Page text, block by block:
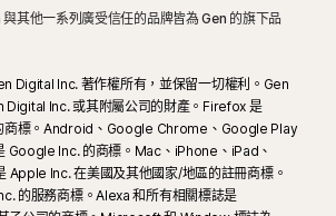
其他一系列廣受信任的品牌皆為 Gen 的旗下品
Digital Inc. 著作權所有，並保留一切權利。Gen
Digital Inc. 或其附屬公司的財產。Firefox 是
商標。Android、Google Chrome、Google Play
Google Inc. 的商標。Mac、iPhone、iPad、
Apple Inc. 在美國及其他國家/地區的註冊商標。
的服務商標。Alexa 和所有相關標誌是